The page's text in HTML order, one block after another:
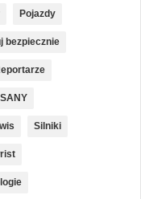
Pojazdy
bezpiecznie
SANY
Silniki